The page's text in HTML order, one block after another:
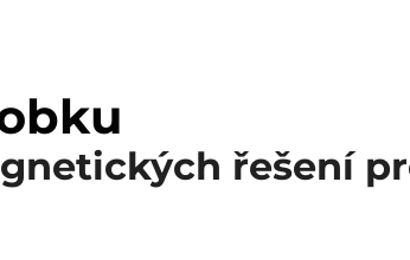
řešení